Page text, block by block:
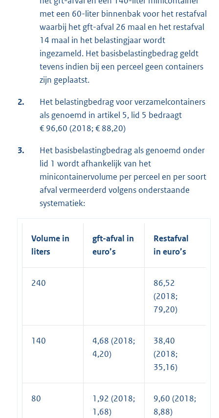
met een 60-liter binnenbak voor het restafval
waarbij het gft-afval 26 maal en het restafval
14 maal in het belastingjaar wordt
ingezameld. Het basisbelastingbedrag geldt
tevens indien bij een perceel geen containers
zijn geplaatst.
2.
Het belastingbedrag voor verzamelcontainers
als genoemd in artikel 5, lid 5 bedraagt
€ 96,60 (2018; € 88,20)
3.
Het basisbelastingbedrag als genoemd onder
lid 1 wordt afhankelijk van het
minicontainervolume per perceel en per soort
afval vermeerderd volgens onderstaande
systematiek:
Volume in
liters
gft-afval in
euro’s
Restafval
in euro’s
240
86,52
(2018;
79,20)
140
4,68 (2018;
4,20)
38,40
(2018;
35,16)
80
1,92 (2018;
1,68)
9,60 (2018;
8,88)